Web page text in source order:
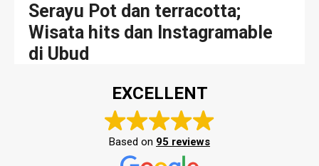
Serayu Pot dan terracotta;
Wisata hits dan Instagramable
di Ubud
EXCELLENT
Based on 95 reviews